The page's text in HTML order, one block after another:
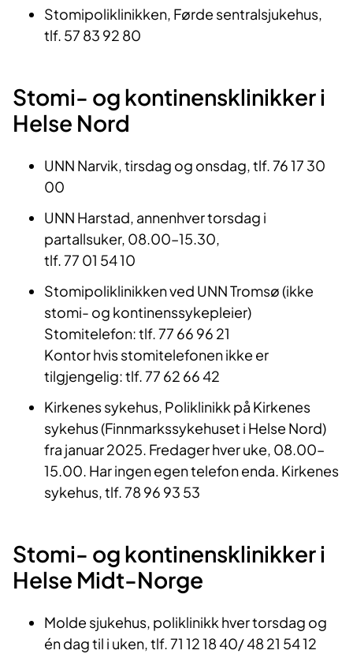
året etter en stomioperasjon og kan ta
kontakt ved behov. I Norge har vi en faglig
«Etter anleggelse av stomi bør den
stomiopererte følges opp av utdannet
stomisykepleier etter 3 uker, 3 måneder, 6
lavterskeltilbud ved behov». Tilbudet om
slik oppfølging er dessverre ikke like godt
utbredt alle steder i landet, men det er
mulighet for oppfølging ved mange
sykehus i Norge.
Stomipoliklinikken, Førde sentralsjukehus,
tlf. 57 83 92 80
Stomi- og kontinensklinikker i
Helse Nord
UNN Narvik, tirsdag og onsdag, tlf. 76 17 30
00
UNN Harstad, annenhver torsdag i
partallsuker, 08.00–15.30,
tlf. 77 01 54 10
Stomipoliklinikken ved UNN Tromsø (ikke
stomi- og kontinenssykepleier)
Stomitelefon: tlf. 77 66 96 21
Kontor hvis stomitelefonen ikke er
tilgjengelig: tlf. 77 62 66 42
Kirkenes sykehus, Poliklinikk på Kirkenes
sykehus (Finnmarkssykehuset i Helse Nord)
fra januar 2025. Fredager hver uke, 08.00–
15.00. Har ingen egen telefon enda. Kirkenes
sykehus, tlf. 78 96 93 53
Stomi- og kontinensklinikker i
Helse Midt-Norge
Molde sjukehus, poliklinikk hver torsdag og
én dag til i uken, tlf. 71 12 18 40/ 48 21 54 12